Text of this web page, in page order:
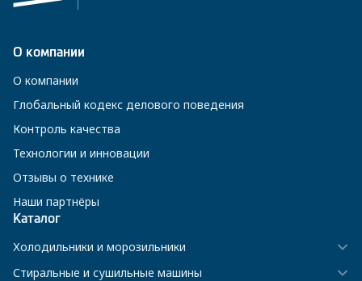
О компании
О компании
Глобальный кодекс делового поведения
Контроль качества
Технологии и инновации
Отзывы о технике
Наши партнёры
Каталог
Холодильники и морозильники
Стиральные и сушильные машины